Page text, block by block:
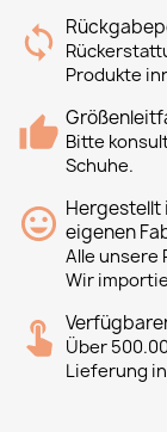
Produkte
Bitte
Schuhe.
Hergestellt
eigenen
Alle unsere
Wir
Über
Lieferung